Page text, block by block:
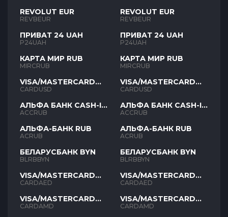
REVOLUT EUR
REVBEUR
ПРИВАТ 24 UAH
P24UAH
КАРТА МИР RUB
MIRCRUB
VISA/MASTERCARD
USD
CARDUSD
АЛЬФА БАНК CASH-IN
RUB
ACCRUB
АЛЬФА-БАНК RUB
ACRUB
БЕЛАРУСБАНК BYN
BLRBBYN
VISA/MASTERCARD
AED
CARDAED
VISA/MASTERCARD
AMD
CARDAMD
REVOLUT EUR
REVBEUR
ПРИВАТ 24 UAH
P24UAH
КАРТА МИР RUB
MIRCRUB
VISA/MASTERCARD
USD
CARDUSD
АЛЬФА БАНК CASH-IN
RUB
ACCRUB
АЛЬФА-БАНК RUB
ACRUB
БЕЛАРУСБАНК BYN
BLRBBYN
VISA/MASTERCARD
AED
CARDAED
VISA/MASTERCARD
AMD
CARDAMD